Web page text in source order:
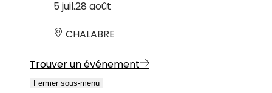
5 juil.28 août
CHALABRE
Trouver un événement
Fermer sous-menu